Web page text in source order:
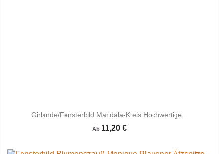
Girlande/Fensterbild Mandala-Kreis Hochwertige...
Ab 11,20 €